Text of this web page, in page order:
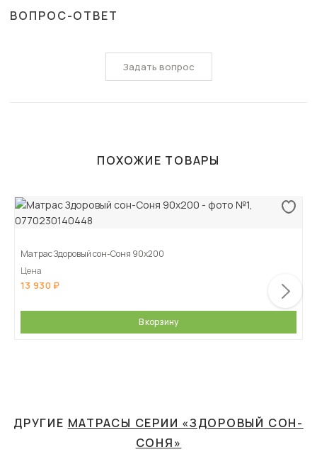
ВОПРОС-ОТВЕТ
Задать вопрос
ПОХОЖИЕ ТОВАРЫ
Матрас Здоровый сон-Соня 90х200
Цена
13 930
В корзину
ДРУГИЕ МАТРАСЫ СЕРИИ «ЗДОРОВЫЙ СОН-
СОНЯ»